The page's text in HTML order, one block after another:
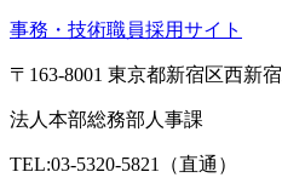
事務・技術職員採用サイト
〒163-8001 東京都新宿区西
法人本部総務部人事課
TEL:03-5320-5821（直通）